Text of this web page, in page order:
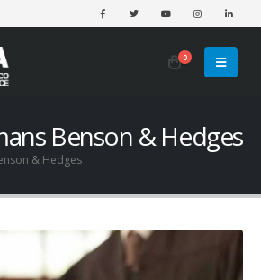
0
Benson & Hedges
& Hedges